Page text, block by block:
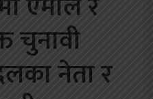
चुनावी
नेता र